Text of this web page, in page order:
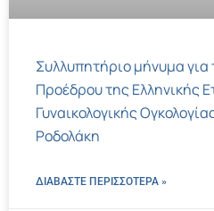
Συλλυπητήριο μήνυμα για
Προέδρου της Ελληνικής
Γυναικολογικής
Ροδολάκη
ΔΙΑΒΑΣΤΕ ΠΕΡΙΣΣΌΤΕΡΑ »